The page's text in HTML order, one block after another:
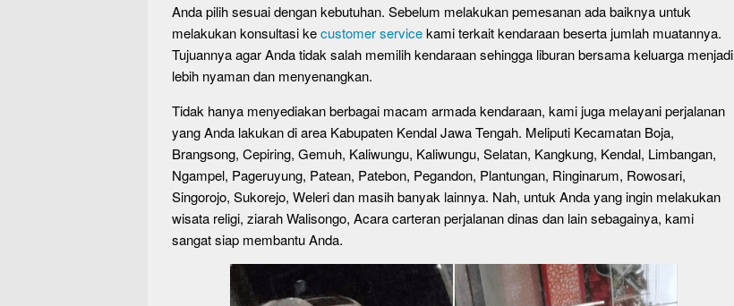
Anda pilih sesuai dengan kebutuhan. Sebelum melakukan pemesanan ada baiknya untuk
melakukan konsultasi kecustomer servicekami terkait kendaraan beserta jumlah muatannya.
Tujuannya agar Anda tidak salah memilih kendaraan sehingga liburan bersama keluarga menjadi
lebih nyaman dan menyenangkan.
Tidak hanya menyediakan berbagai macam armada kendaraan, kami juga melayani perjalanan
yang Anda lakukan di area Kabupaten Kendal Jawa Tengah. Meliputi Kecamatan Boja,
Brangsong, Cepiring, Gemuh, Kaliwungu, Kaliwungu, Selatan, Kangkung, Kendal, Limbangan,
Ngampel, Pageruyung, Patean, Patebon, Pegandon, Plantungan, Ringinarum, Rowosari,
Singorojo, Sukorejo, Weleri dan masih banyak lainnya. Nah, untuk Anda yang ingin melakukan
wisata religi, ziarah Walisongo, Acara carteran perjalanan dinas dan lain sebagainya, kami
sangat siap membantu Anda.